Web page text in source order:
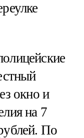
окно и
на 7
По